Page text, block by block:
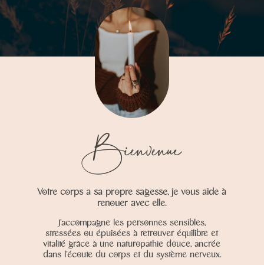
Bienvenue
Votre corps a sa propre sagesse, je vous aide à
renouer avec elle.
J’accompagne les personnes sensibles,
stressées ou épuisées à retrouver équilibre et
vitalité grâce à une naturopathie douce, ancrée
dans l’écoute du corps et du système nerveux.